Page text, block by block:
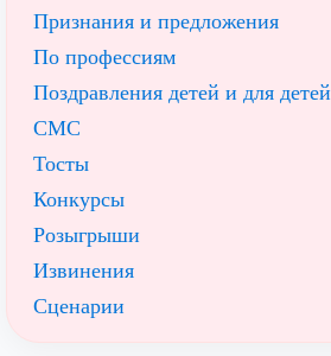
Признания и предложения
По профессиям
Поздравления детей и для детей
СМС
Тосты
Конкурсы
Розыгрыши
Извинения
Сценарии